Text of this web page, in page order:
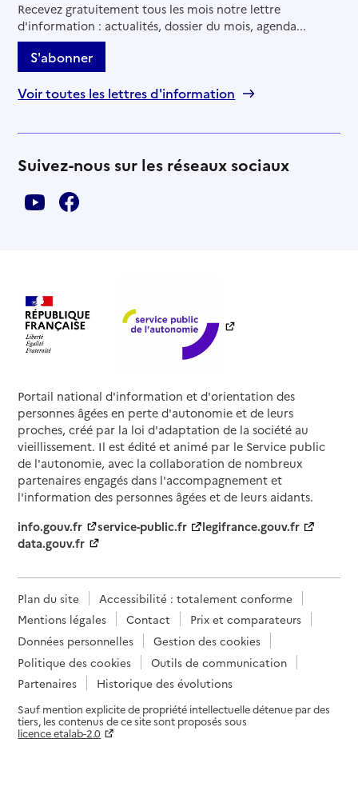
Recevez gratuitement tous les mois notre lettre
d'information : actualités, dossier du mois, agenda...
S'abonner
Voir toutes les lettres d'information
Suivez-nous sur les réseaux sociaux
Portail national d'information et d'orientation des
personnes âgées en perte d'autonomie et de leurs
proches, créé par la loi d'adaptation de la société au
vieillissement. Il est édité et animé par le Service public
de l'autonomie, avec la collaboration de nombreux
partenaires engagés dans l'accompagnement et
l'information des personnes âgées et de leurs aidants.
info.gouv.fr
service-public.fr
legifrance.gouv.fr
data.gouv.fr
Plan du site
Accessibilité : totalement conforme
Mentions légales
Contact
Prix et comparateurs
Données personnelles
Gestion des cookies
Politique des cookies
Outils de communication
Partenaires
Historique des évolutions
Sauf mention explicite de propriété intellectuelle détenue par des
tiers, les contenus de ce site sont proposés sous
licence etalab-2.0